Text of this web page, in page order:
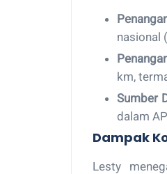
nasional
km,
Sumber
dalam
Dampak
Lesty